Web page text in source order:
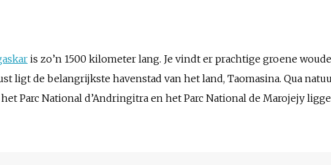
is zo’n 1500 kilometer lang. Je vindt er prachtige groene
ligt de belangrijkste havenstad van het land, Taomasina. Qua
Parc National d’Andringitra en het Parc National de Marojejy